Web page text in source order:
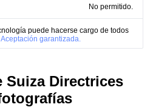
No permitido.
puede hacerse cargo de todos
Aceptación garantizada.
Suiza Directrices